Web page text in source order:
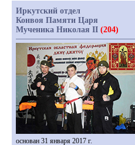
Иркутский отдел
Конвоя Памяти Царя
Мученика Николая II (204)
основан 31 января 2017 г.